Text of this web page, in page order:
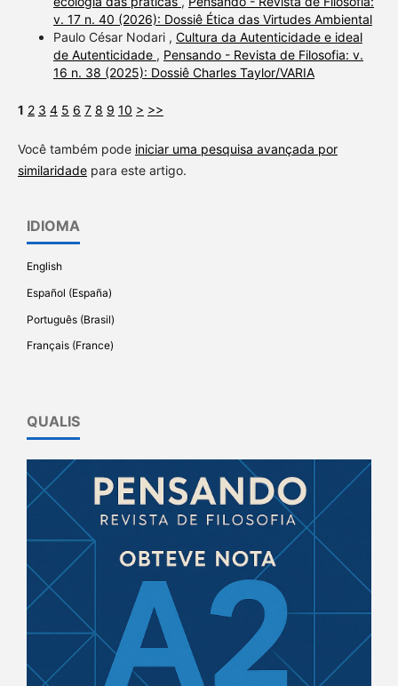
v. 17 n. 40 (2026): Dossiê Ética das Virtudes Ambiental
Paulo César Nodari , Cultura da Autenticidade e ideal
de Autenticidade , Pensando - Revista de Filosofia: v.
16 n. 38 (2025): Dossiê Charles Taylor/VARIA
1 2 3 4 5 6 7 8 9 10 > >>
Você também pode iniciar uma pesquisa avançada por
similaridadepara este artigo.
IDIOMA
English
Español (España)
Português (Brasil)
Français (France)
QUALIS